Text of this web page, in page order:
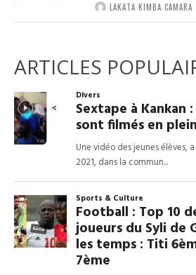
LAKATA KIMBA CAMARA
ARTICLES